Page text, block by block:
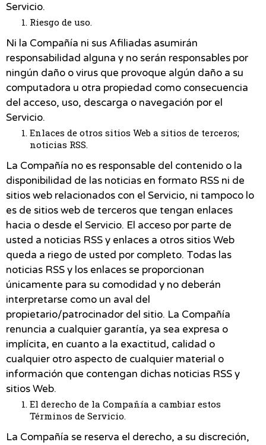
Servicio.
Riesgo de uso.
Ni la Compañía ni sus Afiliadas asumirán
responsabilidad alguna y no serán responsables por
ningún daño o virus que provoque algún daño a su
computadora u otra propiedad como consecuencia
del acceso, uso, descarga o navegación por el
Servicio.
Enlaces de otros sitios Web a sitios de terceros;
noticias RSS.
La Compañía no es responsable del contenido o la
disponibilidad de las noticias en formato RSS ni de
sitios web relacionados con el Servicio, ni tampoco lo
es de sitios web de terceros que tengan enlaces
hacia o desde el Servicio. El acceso por parte de
usted a noticias RSS y enlaces a otros sitios Web
queda a riego de usted por completo. Todas las
noticias RSS y los enlaces se proporcionan
únicamente para su comodidad y no deberán
interpretarse como un aval del
propietario/patrocinador del sitio. La Compañía
renuncia a cualquier garantía, ya sea expresa o
implícita, en cuanto a la exactitud, calidad o
cualquier otro aspecto de cualquier material o
información que contengan dichas noticias RSS y
sitios Web.
El derecho de la Compañía a cambiar estos
Términos de Servicio.
La Compañía se reserva el derecho, a su discreción,